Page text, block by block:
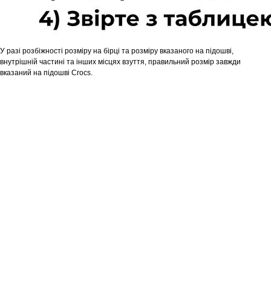
У разі розбіжності розміру на бірці та розміру вказаного на підошві,
внутрішній частині та інших місцях взуття, правильний розмір завжди
вказаний на підошві Crocs.